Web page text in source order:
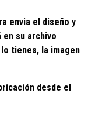
envia el diseño y
en su archivo
tienes, la imagen
desde el